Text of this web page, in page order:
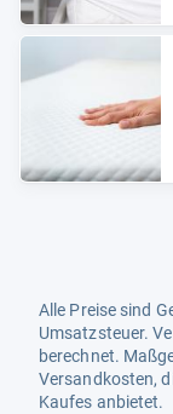
Alle Preise sind
Umsatzsteuer.
berechnet.
Versandkosten,
Kaufes anbietet.